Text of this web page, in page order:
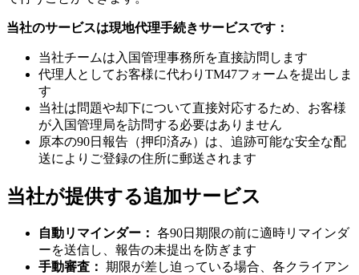
当社のサービスは現地代理手続きサービスです：
当社チームは入国管理事務所を直接訪問します
代理人としてお客様に代わりTM47フォームを提出しま
す
当社は問題や却下について直接対応するため、お客様
が入国管理局を訪問する必要はありません
原本の90日報告（押印済み）は、追跡可能な安全な配
送によりご登録の住所に郵送されます
当社が提供する追加サービス
自動リマインダー： 各90日期限の前に適時リマインダ
ーを送信し、報告の未提出を防ぎます
手動審査： 期限が差し迫っている場合、各クライアン